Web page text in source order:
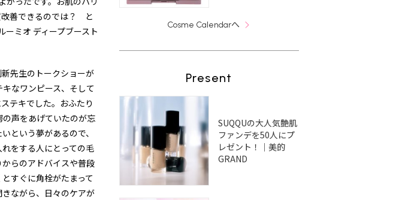
改善できるのでは？ と
ミオ ディープブースト
先生のトークショーが
なワンピース、そして
テキでした。おふたり
声をあげていたのが忘
という夢があるので、
をする人にとっての毛
らのアドバイスや普段
すぐに角栓がたまって
ながら、日々のケアが
Cosme Calendarへ
Present
SUQQUの大人気艶肌
ファンデを50人にプ
レゼント！｜美的
GRAND